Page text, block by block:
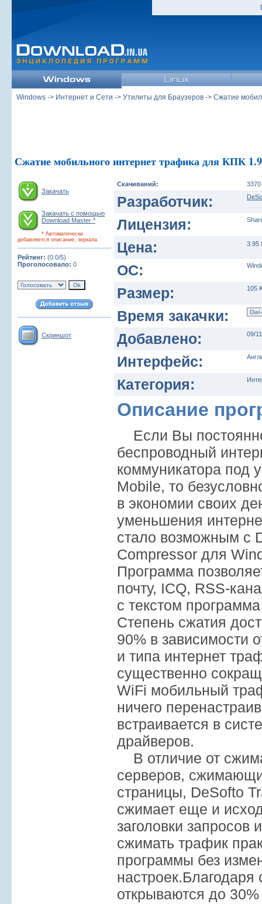
Windows -> Интернет и Сети -> Утилиты для Браузеров -> Сжатие
Сжатие мобильного интернет трафика для КПК 1.9
Закачать
Закачать с помощью
Download Master *
* Автоматически
добавляется описание, зеркала
Рейтинг: (0.0/5)
Проголосовало: 0
Скриншот
Скачиваний: 3370
Разработчик:
Лицензия:
Цена: 3.95
ОС:
Размер: 105
Время закачки:
Добавлено:
09/
Интерфейс:
Категория:
Описание
Если Вы
беспроводный
коммуникатора под
Mobile, то
в экономии своих
уменьшения
стало возможным с
Compressor для
Программа
почту, ICQ, RSS-
с текстом
Степень сжатия
90% в зависимости
и типа интернет
существенно
WiFi мобильный
ничего
встраивается в
драйверов.
В отличие от
серверов,
страницы, DeSofto
сжимает еще и
заголовки запросов
сжимать трафик
программы без
открываются до